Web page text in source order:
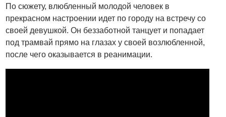
По сюжету, влюбленный молодой человек в
прекрасном настроении идет по городу на встречу со
своей девушкой. Он беззаботной танцует и попадает
под трамвай прямо на глазах у своей возлюбленной,
после чего оказывается в реанимации.